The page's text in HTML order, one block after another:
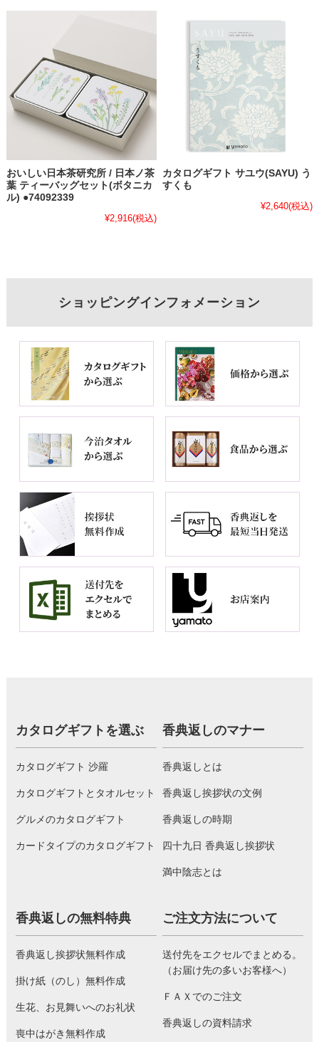
おいしい日本茶研究所 / 日本ノ茶
葉 ティーバッグセット(ボタニカ
ル) ●74092339
¥2,916(税込)
カタログギフト サユウ(SAYU) う
すくも
¥2,640(税込)
ショッピングインフォメーション
カタログギフトを選ぶ
カタログギフト 沙羅
カタログギフトとタオルセット
グルメのカタログギフト
カードタイプのカタログギフト
香典返しのマナー
香典返しとは
香典返し挨拶状の文例
香典返しの時期
四十九日 香典返し挨拶状
満中陰志とは
香典返しの無料特典
香典返し挨拶状無料作成
掛け紙（のし）無料作成
生花、お見舞いへのお礼状
喪中はがき無料作成
ご注文方法について
送付先をエクセルでまとめる。
（お届け先の多いお客様へ）
ＦＡＸでのご注文
香典返しの資料請求